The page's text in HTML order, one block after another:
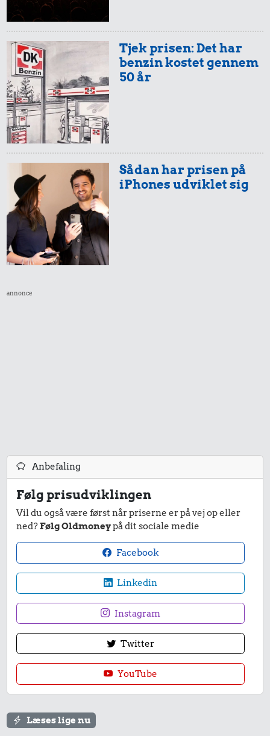
Tjek prisen: Det har
benzin kostet gennem
50 år
Sådan har prisen på
iPhones udviklet sig
annonce
Anbefaling
Følg prisudviklingen
Vil du også være først når priserne er på vej op eller
ned?Følg Oldmoneypå dit sociale medie
Facebook
Linkedin
Instagram
Twitter
YouTube
Læses lige nu